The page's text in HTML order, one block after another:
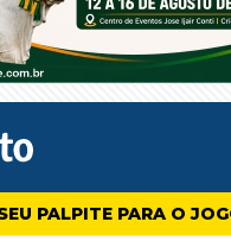
PALPITE PARA O